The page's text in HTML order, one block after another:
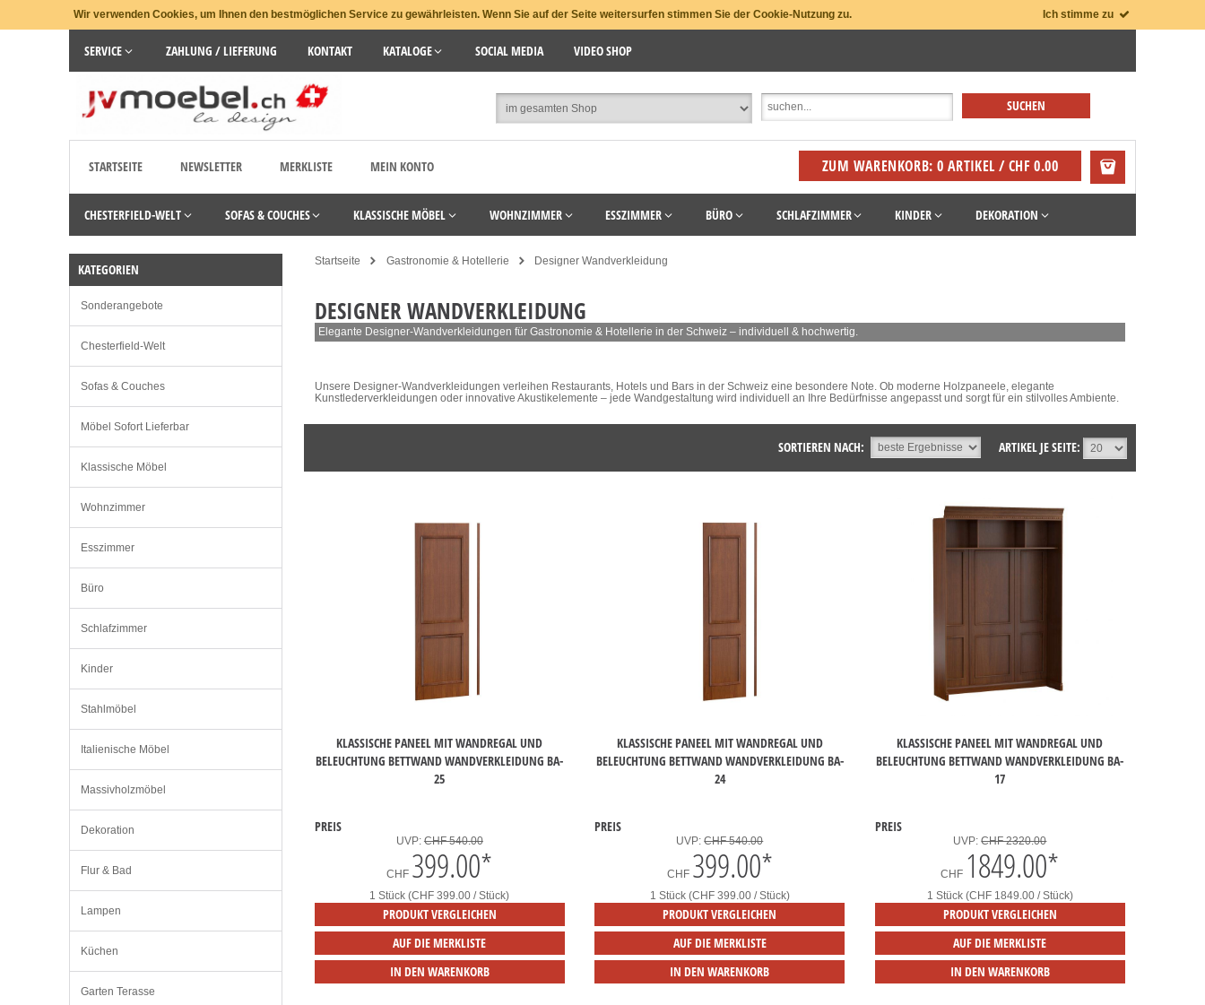
Wir verwenden Cookies, um Ihnen den bestmöglichen Service zu gewährleisten. Wenn Sie auf der Seite weitersurfen stimmen Sie der Cookie-Nutzung zu. Ich stimme zu
SERVICE ZAHLUNG / LIEFERUNG KONTAKT KATALOGE SOCIAL MEDIA VIDEO SHOP
STARTSEITE NEWSLETTER MERKLISTE MEIN KONTO ZUM WARENKORB: 0 ARTIKEL / CHF 0.00
CHESTERFIELD-WELT SOFAS & COUCHES KLASSISCHE MÖBEL WOHNZIMMER ESSZIMMER BÜRO SCHLAFZIMMER KINDER DEKORATION
Startseite Gastronomie & Hotellerie Designer Wandverkleidung
DESIGNER WANDVERKLEIDUNG
Elegante Designer-Wandverkleidungen für Gastronomie & Hotellerie in der Schweiz – individuell & hochwertig.
Unsere Designer-Wandverkleidungen verleihen Restaurants, Hotels und Bars in der Schweiz eine besondere Note. Ob moderne Holzpaneele, elegante
Kunstlederverkleidungen oder innovative Akustikelemente – jede Wandgestaltung wird individuell an Ihre Bedürfnisse angepasst und sorgt für ein stilvolles Ambiente.
ARTIKEL JE SEITE:
SORTIEREN NACH:
KLASSISCHE PANEEL MIT WANDREGAL UND
BELEUCHTUNG BETTWAND WANDVERKLEIDUNG BA-
25
PREIS
UVP: CHF 540.00
CHF 399.00*
1 Stück (CHF 399.00 / Stück)
PRODUKT VERGLEICHEN
AUF DIE MERKLISTE
IN DEN WARENKORB
KLASSISCHE PANEEL MIT WANDREGAL UND
BELEUCHTUNG BETTWAND WANDVERKLEIDUNG BA-
24
PREIS
UVP:CHF 540.00
CHF 399.00*
1 Stück (CHF 399.00 / Stück)
PRODUKT VERGLEICHEN
AUF DIE MERKLISTE
IN DEN WARENKORB
KLASSISCHE PANEEL MIT WANDREGAL UND
BELEUCHTUNG BETTWAND WANDVERKLEIDUNG BA-
17
PREIS
UVP:CHF 2320.00
CHF 1849.00*
1 Stück (CHF 1849.00 / Stück)
PRODUKT VERGLEICHEN
AUF DIE MERKLISTE
IN DEN WARENKORB
KATEGORIEN
Sonderangebote
Chesterfield-Welt
Sofas & Couches
Möbel Sofort Lieferbar
Klassische Möbel
Wohnzimmer
Esszimmer
Büro
Schlafzimmer
Kinder
Stahlmöbel
Italienische Möbel
Massivholzmöbel
Dekoration
Flur & Bad
Lampen
Küchen
Garten Terasse